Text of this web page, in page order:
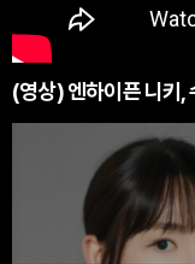
(영상) 엔하이픈 니키,